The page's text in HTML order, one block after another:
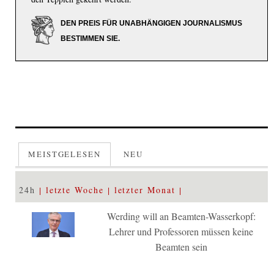
DEN PREIS FÜR UNABHÄNGIGEN JOURNALISMUS
BESTIMMEN SIE.
MEISTGELESEN NEU
24h letzte Woche letzter Monat
Werding will an Beamten-Wasserkopf:
Lehrer und Professoren müssen keine
Beamten sein